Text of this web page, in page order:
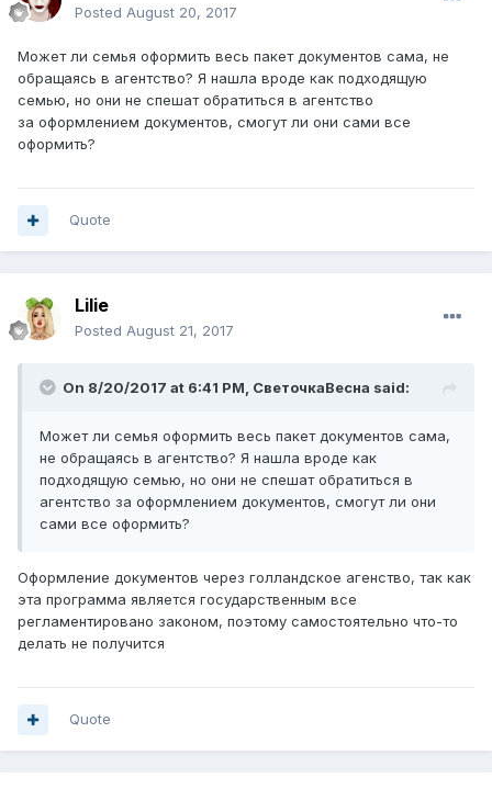
Posted August 20, 2017
Может ли семья оформить весь пакет документов сама, не
обращаясь в агентство? Я нашла вроде как подходящую
семью, но они не спешат обратиться в агентство
за оформлением документов, смогут ли они сами все
оформить?
Quote
Lilie
Posted August 21, 2017
On 8/20/2017 at 6:41 PM, СветочкаВесна said:
Может ли семья оформить весь пакет документов сама,
не обращаясь в агентство? Я нашла вроде как
подходящую семью, но они не спешат обратиться в
агентство за оформлением документов, смогут ли они
сами все оформить?
Оформление документов через голландское агенство, так как
эта программа является государственным все
регламентировано законом, поэтому самостоятельно что-то
делать не получится
Quote